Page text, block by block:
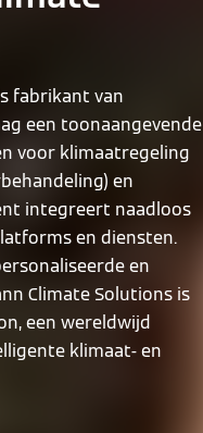
fabrikant van
een toonaangevende
voor klimaatregeling
en
integreert naadloos
en diensten.
en
Climate Solutions is
een wereldwijd
klimaat- en